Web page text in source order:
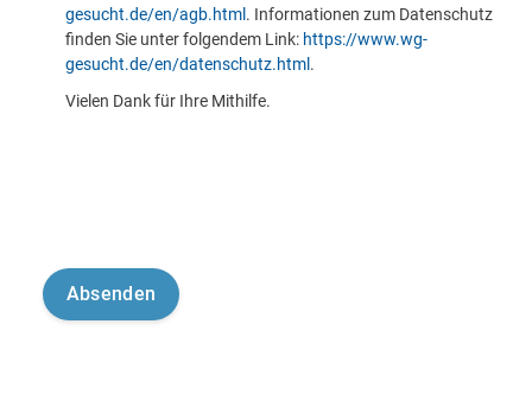
gesucht.de/en/agb.html . Informationen zum Datenschutz
finden Sie unter folgendem Link: https://www.wg-
gesucht.de/en/datenschutz.html .
Vielen Dank für Ihre Mithilfe.